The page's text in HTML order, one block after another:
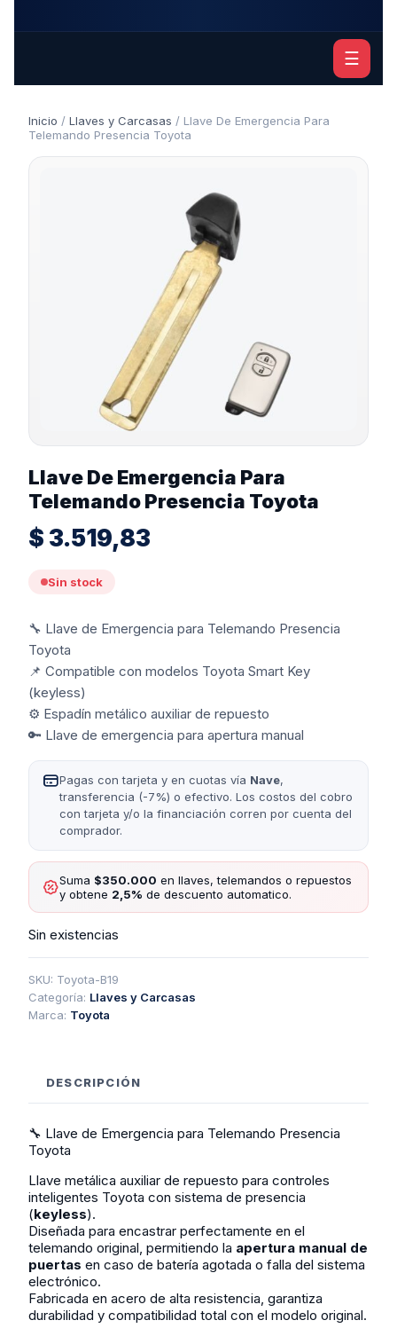
☰
Inicio / Llaves y Carcasas / Llave De Emergencia Para
Telemando Presencia Toyota
Llave De Emergencia Para
Telemando Presencia Toyota
$ 3.519,83
Sin stock
🔧 Llave de Emergencia para Telemando Presencia
Toyota
📌 Compatible con modelos Toyota Smart Key
(keyless)
⚙️ Espadín metálico auxiliar de repuesto
🔑 Llave de emergencia para apertura manual
Pagas con tarjeta y en cuotas vía Nave,
transferencia (-7%) o efectivo. Los costos del cobro
con tarjeta y/o la financiación corren por cuenta del
comprador.
Suma $350.000 en llaves, telemandos o repuestos
y obtene 2,5% de descuento automatico.
Sin existencias
SKU: Toyota-B19
Categoría: Llaves y Carcasas
Marca: Toyota
DESCRIPCIÓN
🔧 Llave de Emergencia para Telemando Presencia
Toyota
Llave metálica auxiliar de repuesto para controles
inteligentes Toyota con sistema de presencia
(keyless).
Diseñada para encastrar perfectamente en el
telemando original, permitiendo la apertura manual de
puertas en caso de batería agotada o falla del sistema
electrónico.
Fabricada en acero de alta resistencia, garantiza
durabilidad y compatibilidad total con el modelo original.